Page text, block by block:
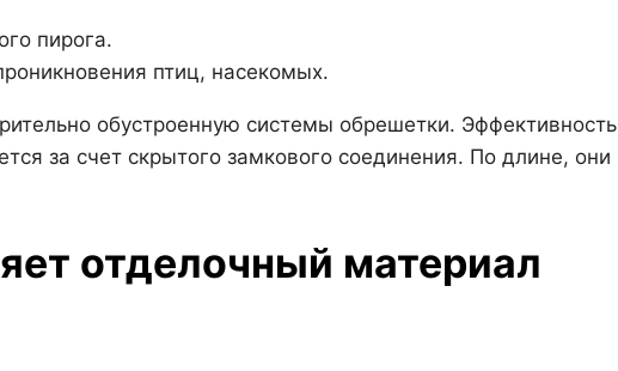
пирога.
птиц, насекомых.
обустроенную системы обрешетки. Эффективность
за счет скрытого замкового соединения. По длине, они
отделочный материал